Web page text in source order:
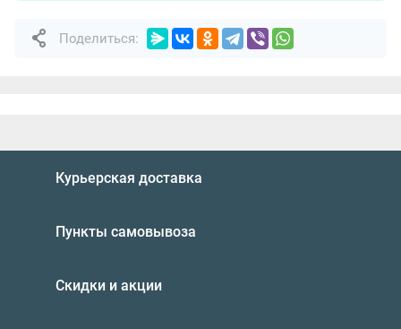
Поделиться:
Курьерская доставка
Пункты самовывоза
Скидки и акции